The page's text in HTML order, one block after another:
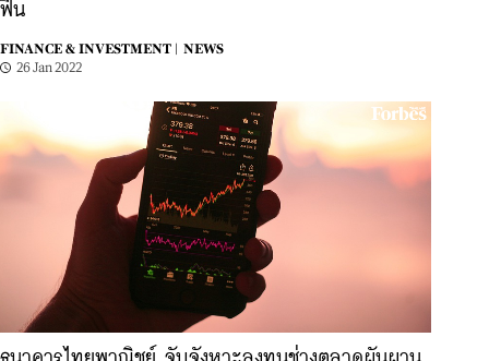
ฟื้น
FINANCE & INVESTMENT |
NEWS
26 Jan 2022